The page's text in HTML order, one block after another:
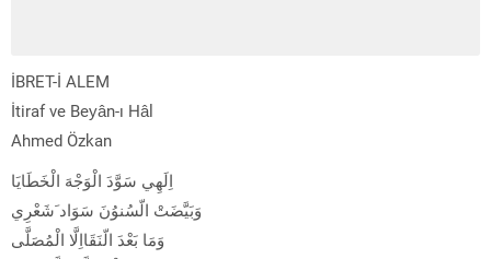
İBRET-İ ALEM
İtiraf ve Beyân-ı Hâl
Ahmed Özkan
اِلَهِي سَوَّدَ الْوَجْهَ الْخَطَايَا
وَبَيَّضَتْ الّسُنوُنَ سَوَاد َشَعْرِي
وَمَا بَعْدَ الّنَقَااِلَّا الْمُصَلَّى